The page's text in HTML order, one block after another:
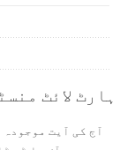
ہارٹ لائٹ